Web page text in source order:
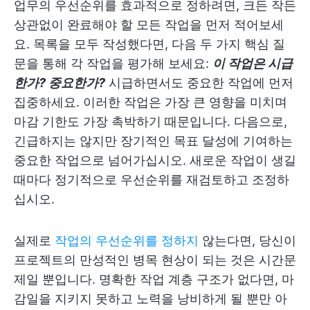
업무의 우선순위를 효과적으로 정하려면, 크든 작든
상관없이 완료해야 할 모든 작업을 먼저 적어보세
요. 목록을 모두 작성했다면, 다음 두 가지 핵심 질
문을 통해 각 작업을 평가해 보세요: 이 작업은 시급
한가? 중요한가? 시급하면서도 중요한 작업에 먼저
집중하세요. 이러한 작업은 가장 큰 영향을 미치며
마감 기한도 가장 촉박하기 때문입니다. 다음으로,
긴급하지는 않지만 장기적인 목표 달성에 기여하는
중요한 작업으로 넘어가십시오. 새로운 작업이 생길
때마다 정기적으로 우선순위를 재검토하고 조정하
십시오.
실제로 작업의 우선순위를 정하지 않는다면, 당신이
프로젝트의 만성적인 병목 현상이 되는 것은 시간문
제일 뿐입니다. 명확한 작업 계층 구조가 없다면, 마
감일을 지키지 못하고 노력을 낭비하게 될 뿐만 아